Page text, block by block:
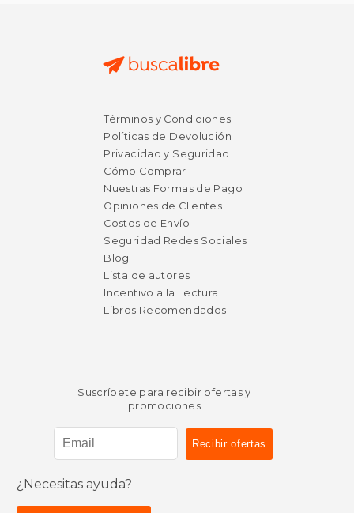
$ 66.41
$ 33.21
50%
50%
Términos y Condiciones
Políticas de Devolución
Privacidad y Seguridad
Cómo Comprar
Nuestras Formas de Pago
Opiniones de Clientes
Costos de Envío
Seguridad Redes Sociales
Blog
Lista de autores
Incentivo a la Lectura
Libros Recomendados
Suscríbete para recibir ofertas y
promociones
¿Necesitas ayuda?